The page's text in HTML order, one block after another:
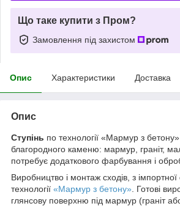
Що таке купити з Пром?
Замовлення під захистом
Опис Характеристики Доставка
Опис
Ступінь по технології «Мармур з бетону»
благородного каменю: мармур, граніт,
потребує додаткового фарбування і
Виробництво і монтаж сходів, з
технології «Мармур з бетону» . Готові
глянсову поверхню під мармур (граніт